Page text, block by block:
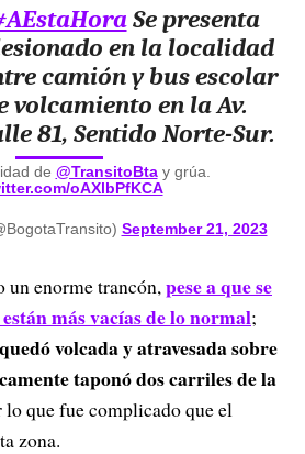
Se presenta
en la localidad
camión y bus escolar
volcamiento en la Av.
81, Sentido Norte-Sur.
de @TransitoBtay grúa.
oAXlbPfKCA
September 21, 2023
un enorme trancón,pese a que se
más vacías de lo normal;
quedó volcada y atravesada sobre
taponó dos carriles de la
lo que fue complicado que el
zona.